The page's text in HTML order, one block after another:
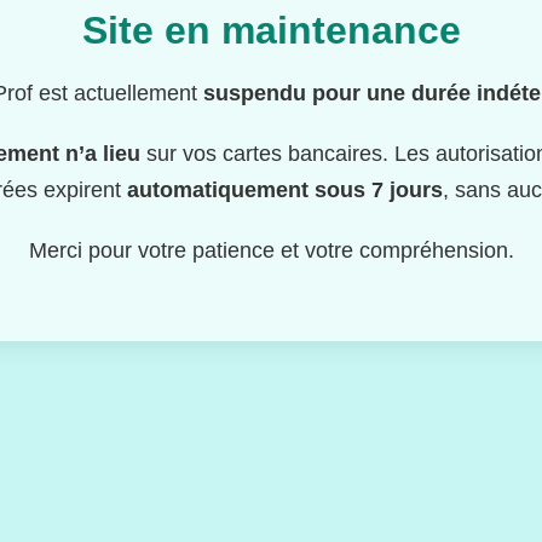
Site en maintenance
est actuellement suspendu pour une durée
n’a lieu sur vos cartes bancaires. Les
expirent automatiquement sous 7 jours, sans
Merci pour votre patience et votre compréhension.